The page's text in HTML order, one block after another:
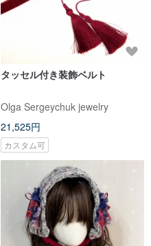
タッセル付き装飾ベルト
Olga Sergeychuk jewelry
21,525円
カスタム可